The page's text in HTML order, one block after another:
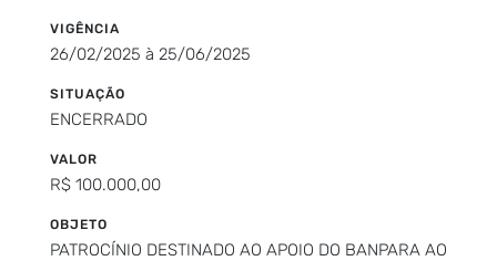
VIGÊNCIA
26/02/2025 à 25/06/2025
SITUAÇÃO
ENCERRADO
VALOR
R$ 100.000,00
OBJETO
PATROCÍNIO DESTINADO AO APOIO DO BANPARA AO